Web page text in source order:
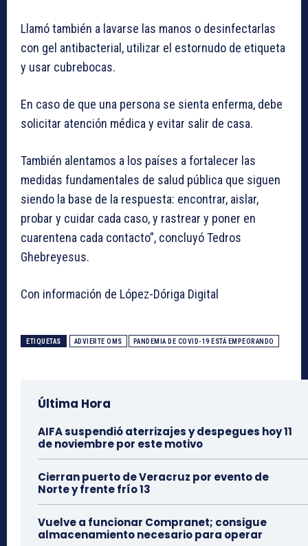
Llamó también a lavarse las manos o desinfectarlas
con gel antibacterial, utilizar el estornudo de etiqueta
y usar cubrebocas.
En caso de que una persona se sienta enferma, debe
solicitar atención médica y evitar salir de casa.
También alentamos a los países a fortalecer las
medidas fundamentales de salud pública que siguen
siendo la base de la respuesta: encontrar, aislar,
probar y cuidar cada caso, y rastrear y poner en
cuarentena cada contacto”, concluyó Tedros
Ghebreyesus.
Con información de López-Dóriga Digital
ETIQUETAS ADVIERTE OMS PANDEMIA DE COVID-19 ESTÁ EMPEORANDO
Última Hora
AIFA suspendió aterrizajes y despegues hoy 11
de noviembre por este motivo
Cierran puerto de Veracruz por evento de
Norte y frente frío 13
Vuelve a funcionar Compranet; consigue
almacenamiento necesario para operar